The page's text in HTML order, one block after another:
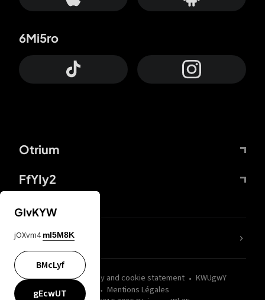
Otrium
FfYIy2
6Mi5ro
wZQPfd Privacy and cookie statement
KWUgwY
Mentions Légales
nLC6tu
GIvKYW
jOXvm4 mI5M8K
BMcLyf
gEcwUT